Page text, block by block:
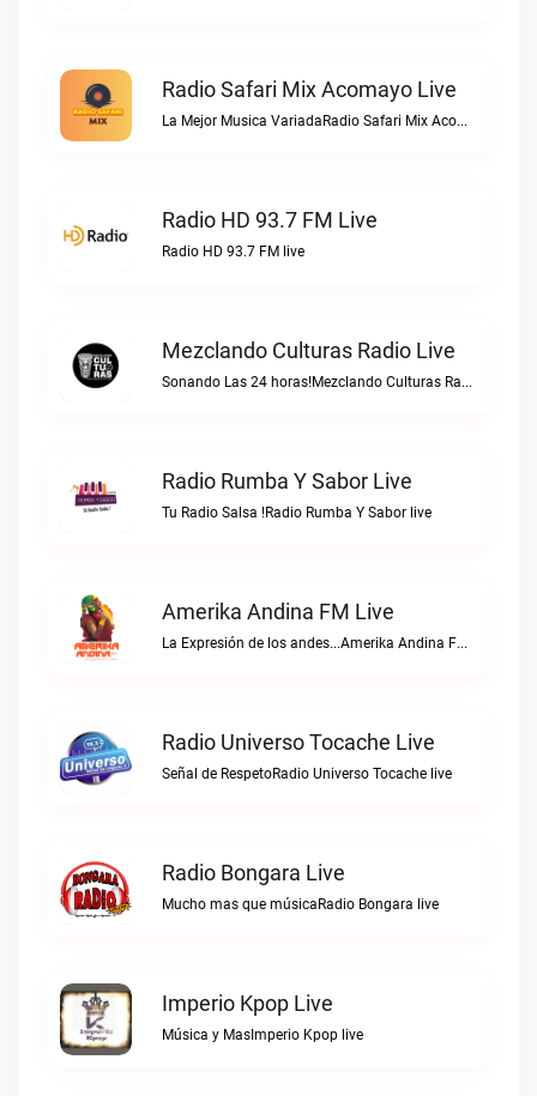
Radio Safari Mix Acomayo Live
La Mejor Musica VariadaRadio Safari Mix Acomayo live
Radio HD 93.7 FM Live
Radio HD 93.7 FM live
Mezclando Culturas Radio Live
Sonando Las 24 horas!Mezclando Culturas Radio live
Radio Rumba Y Sabor Live
Tu Radio Salsa !Radio Rumba Y Sabor live
Amerika Andina FM Live
La Expresión de los andes...Amerika Andina FM live
Radio Universo Tocache Live
Señal de RespetoRadio Universo Tocache live
Radio Bongara Live
Mucho mas que músicaRadio Bongara live
Imperio Kpop Live
Música y MasImperio Kpop live